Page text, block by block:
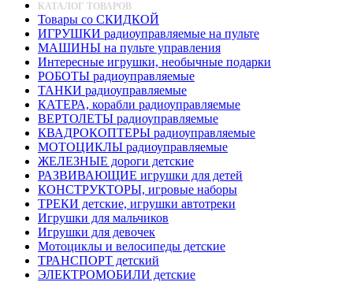
КАТАЛОГ ТОВАРОВ
Товары со СКИДКОЙ
ИГРУШКИ радиоуправляемые на пульте
МАШИНЫ на пульте управления
Интересные игрушки, необычные подарки
РОБОТЫ радиоуправляемые
ТАНКИ радиоуправляемые
КАТЕРА, корабли радиоуправляемые
ВЕРТОЛЕТЫ радиоуправляемые
КВАДРОКОПТЕРЫ радиоуправляемые
МОТОЦИКЛЫ радиоуправляемые
ЖЕЛЕЗНЫЕ дороги детские
РАЗВИВАЮЩИЕ игрушки для детей
КОНСТРУКТОРЫ, игровые наборы
ТРЕКИ детские, игрушки автотреки
Игрушки для мальчиков
Игрушки для девочек
Мотоциклы и велосипеды детские
ТРАНСПОРТ детский
ЭЛЕКТРОМОБИЛИ детские